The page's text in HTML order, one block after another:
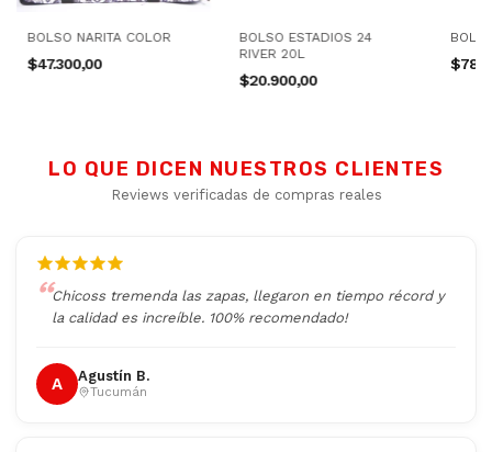
BOLSO NARITA COLOR
$47.300,00
BOLSO ESTADIOS 24
RIVER 20L
$20.900,00
LO QUE DICEN NUESTROS CLIENTES
Reviews verificadas de compras reales
Chicoss tremenda las zapas, llegaron en tiempo récord y
la calidad es increíble. 100% recomendado!
A Agustín B.
Tucumán